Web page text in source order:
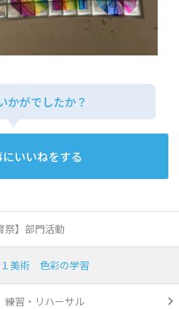
かがでしたか？
いいねをする
祭】部門活動
１美術 色彩の学習
練習・リハーサル